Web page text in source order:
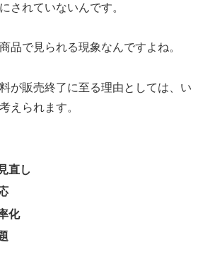
されていないんです。
品で見られる現象なんですよね。
が販売終了に至る理由としては、い
えられます。
直し
化